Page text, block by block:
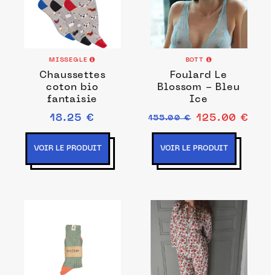
MISSEGLE
Chaussettes
coton bio
fantaisie
18.25 €
VOIR LE PRODUIT
BOTT
Foulard Le
Blossom - Bleu
Ice
155.00 € 125.00 €
VOIR LE PRODUIT